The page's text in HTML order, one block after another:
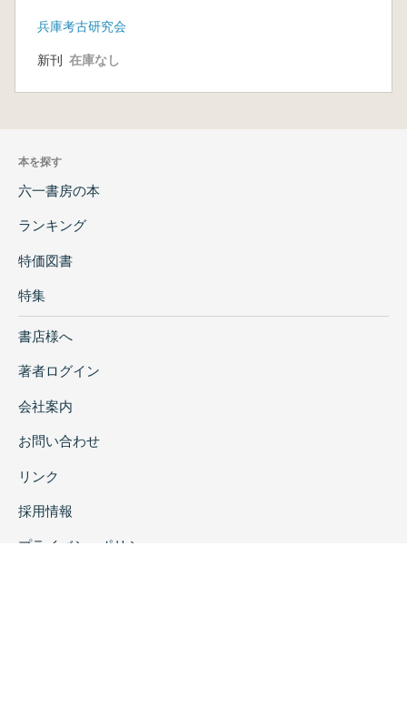
兵庫考古研究会
新刊 在庫なし
本を探す
六一書房の本
ランキング
特価図書
特集
書店様へ
著者ログイン
会社案内
お問い合わせ
リンク
採用情報
プライバシーポリシー